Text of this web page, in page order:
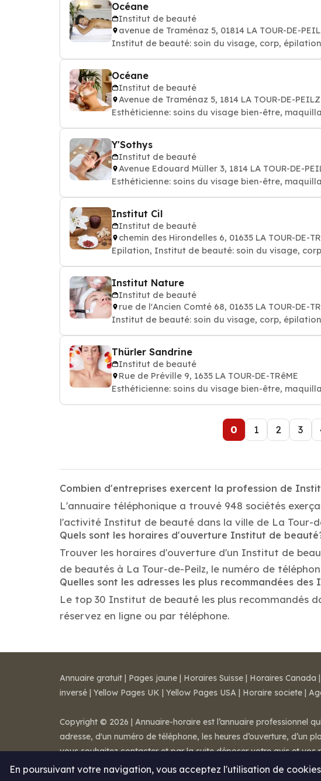
Océane
Institut de beauté
avenue de Traménaz 5, 01814 LA TOUR-DE-
Institut de beauté: soin du visage, corp, épilation
Océane
Institut de beauté
Avenue de Traménaz 5, 1814 LA TOUR-DE-PEILZ
Esthéticienne: soins du visage bien-
Y'Sothys
Institut de beauté
Avenue Edouard Müller 3, 1814 LA TOUR-DE-
Esthéticienne: soins du visage bien-
Institut Cil
Institut de beauté
chemin des Hirondelles 6, 01635 LA TOUR-DE-
Epilation, Institut de beauté: soin du visage,
Institut Nature
Institut de beauté
rue de l'Ancien Comté 68, 01635 LA TOUR-DE-
Institut de beauté: soin du visage, corp, épilation
Thürler Sandrine
Institut de beauté
Rue de Préville 9, 1635 LA TOUR-DE-TRêME
Esthéticienne: soins du visage bien-
0 1 2 3
Combien d'entreprises exercent la profession de
L'annuaire téléphonique a trouvé 948 sociétés
l'activité Institut de beauté dans la ville de La Tour-
Quels sont les horaires d'ouverture Institut de
Trouver les horaires d'ouverture d'un Institut de
de beautés à La Tour-de-Peilz, le numéro de
Quelles sont les adresses les plus recommandées
Le top 30 Institut de beauté les plus recommandés
réservez en ligne ou par téléphone.
En poursuivant votre navigation, vous acceptez l'utilisation de
Annuaire gratuit | Pages jaune | Horaires Suisse | Horaires Canada |
inversé | Yellow Pages UK | Yellow Pages USA | Horaire societe |
Copyright © 2026 | Annuaire-horaire est l’annuaire professionnel
adresse, d'un numéro de téléphone, les heures d’ouverture,
vous souhaitez contacter et par la suite déposer votre avis et
Mentions légales-Conditions de ventes- Contact